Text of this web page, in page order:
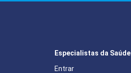
Especialistas da Saúde
Entrar